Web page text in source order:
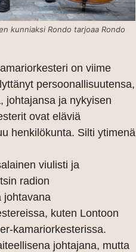
kunniaksi Rondo tarjoaa Rondo
on viime
persoonallisuutensa,
johtajansa ja nykyisen
ovat eläviä
henkilökunta. Silti ytimenä
viulisti ja
radion
johtavana
kuten Lontoon
kamariorkesterissa.
johtajana, mutta